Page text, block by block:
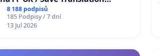
Studies at the Faculty of Arts,
Charles University
8 188 podpisů
185 Podpisy / 7 dní
13 Jul 2026